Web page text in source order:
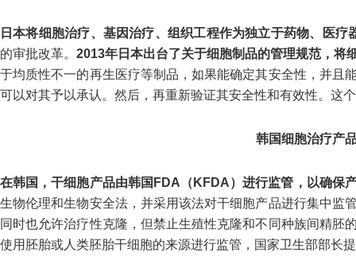
日本将细胞治疗、基因治疗、组织工程作为独立于药物、医疗
的审批改革。 2013年日本出台了关于细胞制品的管理规范，将
于均质性不一的再生医疗等制品，如果能确定其安全性，并且
可以对其予以承认。然后，再重新验证其安全性和有效性。这
韩国细胞治疗产
在韩国，干细胞产品由韩国FDA（KFDA）进行监管，以确保
生物伦理和生物安全法，并采用该法对干细胞产品进行集中监
同时也允许治疗性克隆，但禁止生殖性克隆和不同种族间精
使用胚胎或人类胚胎干细胞的来源进行监管，国家卫生部部长